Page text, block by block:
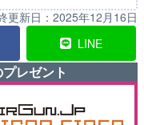
更新日： 2025年12月16日
LINE
レゼント